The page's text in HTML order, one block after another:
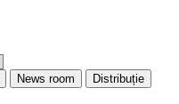
News room Distribuție